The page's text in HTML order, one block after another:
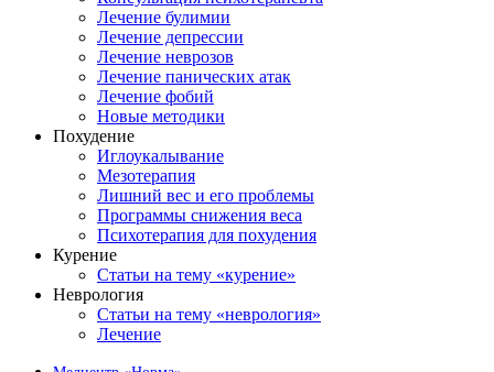
Лечение булимии
Лечение депрессии
Лечение неврозов
Лечение панических атак
Лечение фобий
Новые методики
Похудение
Иглоукалывание
Мезотерапия
Лишний вес и его проблемы
Программы снижения веса
Психотерапия для похудения
Курение
Статьи на тему «курение»
Неврология
Статьи на тему «неврология»
Лечение